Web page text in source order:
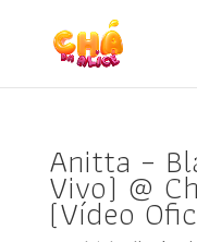
Anitta –
Vivo) @
(Vídeo